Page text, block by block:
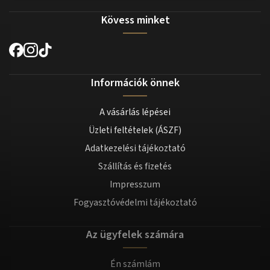
Kövess minket
Információk önnek
A vásárlás lépései
Üzleti feltételek (ÁSZF)
Adatkezelési tájékoztató
Szállítás és fizetés
Impresszum
Fogyasztóvédelmi tájékoztató
Az ügyfelek számára
Én számlám